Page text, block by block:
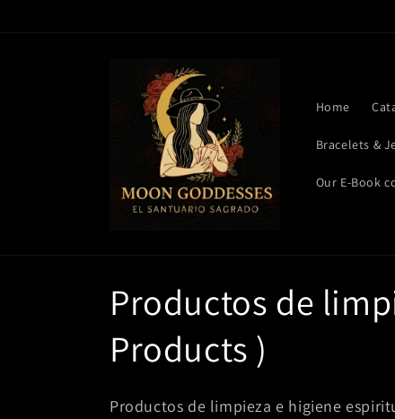
Home
Bracelets &
Our E-Book
C
o
l
Productos de
Products )
Productos de limpieza e higiene